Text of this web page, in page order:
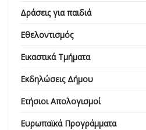
Δράσεις για παιδιά
Εθελοντισμός
Εικαστικά Τμήματα
Εκδηλώσεις Δήμου
Ετήσιοι Απολογισμοί
Ευρωπαϊκά Προγράμματα